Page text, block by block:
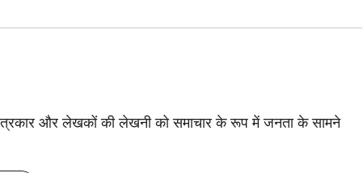
और लेखकों की लेखनी को समाचार के रूप में जनता के सामने